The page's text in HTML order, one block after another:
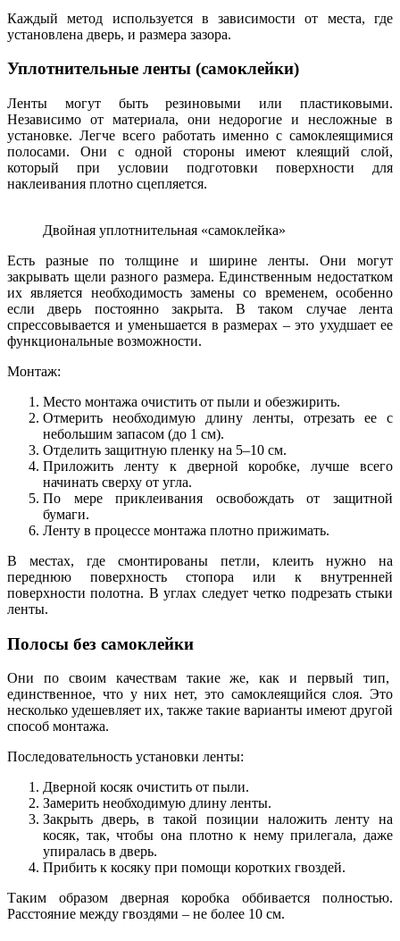
Каждый метод используется в зависимости от места, где
установлена дверь, и размера зазора.
Уплотнительные ленты (самоклейки)
Ленты могут быть резиновыми или пластиковыми.
Независимо от материала, они недорогие и несложные в
установке. Легче всего работать именно с самоклеящимися
полосами. Они с одной стороны имеют клеящий слой,
который при условии подготовки поверхности для
наклеивания плотно сцепляется.
Двойная уплотнительная «самоклейка»
Есть разные по толщине и ширине ленты. Они могут
закрывать щели разного размера. Единственным недостатком
их является необходимость замены со временем, особенно
если дверь постоянно закрыта. В таком случае лента
спрессовывается и уменьшается в размерах – это ухудшает ее
функциональные возможности.
Монтаж:
Место монтажа очистить от пыли и обезжирить.
Отмерить необходимую длину ленты, отрезать ее с
небольшим запасом (до 1 см).
Отделить защитную пленку на 5–10 см.
Приложить ленту к дверной коробке, лучше всего
начинать сверху от угла.
По мере приклеивания освобождать от защитной
бумаги.
Ленту в процессе монтажа плотно прижимать.
В местах, где смонтированы петли, клеить нужно на
переднюю поверхность стопора или к внутренней
поверхности полотна. В углах следует четко подрезать стыки
ленты.
Полосы без самоклейки
Они по своим качествам такие же, как и первый тип,
единственное, что у них нет, это самоклеящийся слоя. Это
несколько удешевляет их, также такие варианты имеют другой
способ монтажа.
Последовательность установки ленты:
Дверной косяк очистить от пыли.
Замерить необходимую длину ленты.
Закрыть дверь, в такой позиции наложить ленту на
косяк, так, чтобы она плотно к нему прилегала, даже
упиралась в дверь.
Прибить к косяку при помощи коротких гвоздей.
Таким образом дверная коробка оббивается полностью.
Расстояние между гвоздями – не более 10 см.